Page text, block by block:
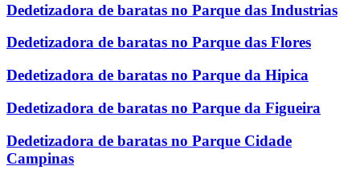
Dedetizadora de baratas no Parque das Industrias
Dedetizadora de baratas no Parque das Flores
Dedetizadora de baratas no Parque da Hipica
Dedetizadora de baratas no Parque da Figueira
Dedetizadora de baratas no Parque Cidade
Campinas